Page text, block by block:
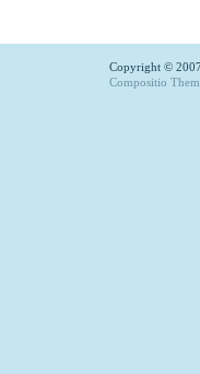
Copyright ©
Compositio